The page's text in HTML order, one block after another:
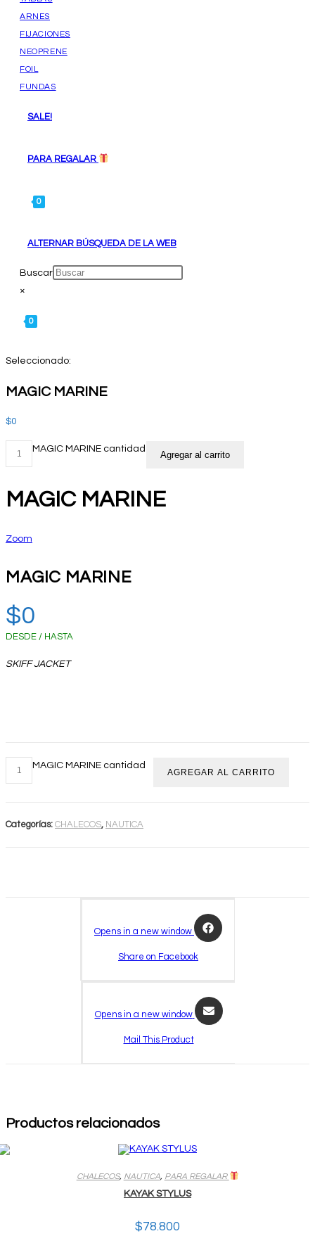
ARNES
FIJACIONES
NEOPRENE
FOIL
FUNDAS
SALE!
PARA REGALAR
0
ALTERNAR BÚSQUEDA DE LA WEB
Buscar
×
0
Seleccionado:
MAGIC MARINE
$0
MAGIC MARINE cantidad
Agregar al carrito
MAGIC MARINE
Zoom
MAGIC MARINE
$0
DESDE / HASTA
SKIFF JACKET
MAGIC MARINE cantidad
AGREGAR AL CARRITO
Categorías: CHALECOS, NAUTICA
Opens in a new window
Share on Facebook
Opens in a new window
Mail This Product
Productos relacionados
CHALECOS, NAUTICA, PARA REGALAR
KAYAK STYLUS
$78.800